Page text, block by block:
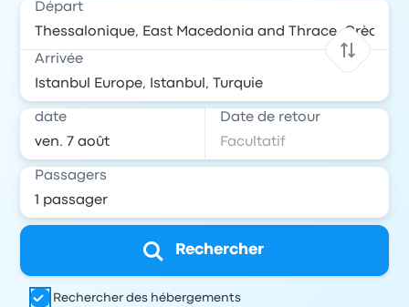
Départ
Arrivée
date Date de retour
Passagers
Rechercher
Rechercher des hébergements